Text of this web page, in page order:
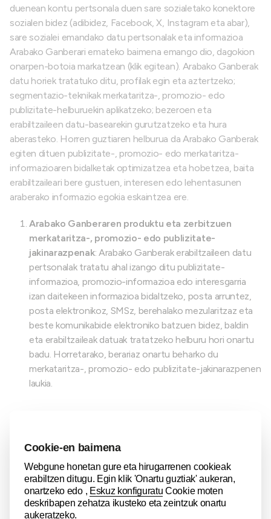
duenean kontu pertsonala duen sare sozialetako konektore
sozialen bidez (adibidez, Facebook, X, Instagram eta abar),
sare sozialei emandako datu pertsonalak eta informazioa
Arabako Ganberari emateko baimena emango dio, dagokion
onarpen-botoia markatzean (klik egitean). Arabako Ganberak
datu horiek tratatuko ditu, profilak egin eta aztertzeko;
segmentazio-teknikak merkataritza-, promozio- edo
publizitate-helburuekin aplikatzeko; bezeroen eta
erabiltzaileen datu-basearekin gurutzatzeko eta hura
aberasteko. Horren guztiaren helburua da Arabako Ganberak
egiten dituen publizitate-, promozio- edo merkataritza-
informazioaren bidalketak optimizatzea eta hobetzea, baita
erabiltzaileari bere gustuen, interesen edo lehentasunen
araberako informazio egokia eskaintzea ere.
Arabako Ganberaren produktu eta zerbitzuen
merkataritza-, promozio- edo publizitate-
jakinarazpenak: Arabako Ganberak erabiltzaileen datu
pertsonalak tratatu ahal izango ditu publizitate-
informazioa, promozio-informazioa edo interesgarria
izan daitekeen informazioa bidaltzeko, posta arruntez,
posta elektronikoz, SMSz, berehalako mezularitzaz eta
beste komunikabide elektroniko batzuen bidez, baldin
eta erabiltzaileak datuak tratatzeko helburu hori onartu
badu. Horretarako, berariaz onartu beharko du
merkataritza-, promozio- edo publizitate-jakinarazpenen
laukia.
publizitate-, promozio- edo merkataritza-informazioaren
bidalketak hobetzeko eta optimizatzeko (baita erabiltzaileari
bere gustu, interes edo lehentasunetara egokitutako
informazioa eskaintzeko ere) datuen tratamenduak egin ahal